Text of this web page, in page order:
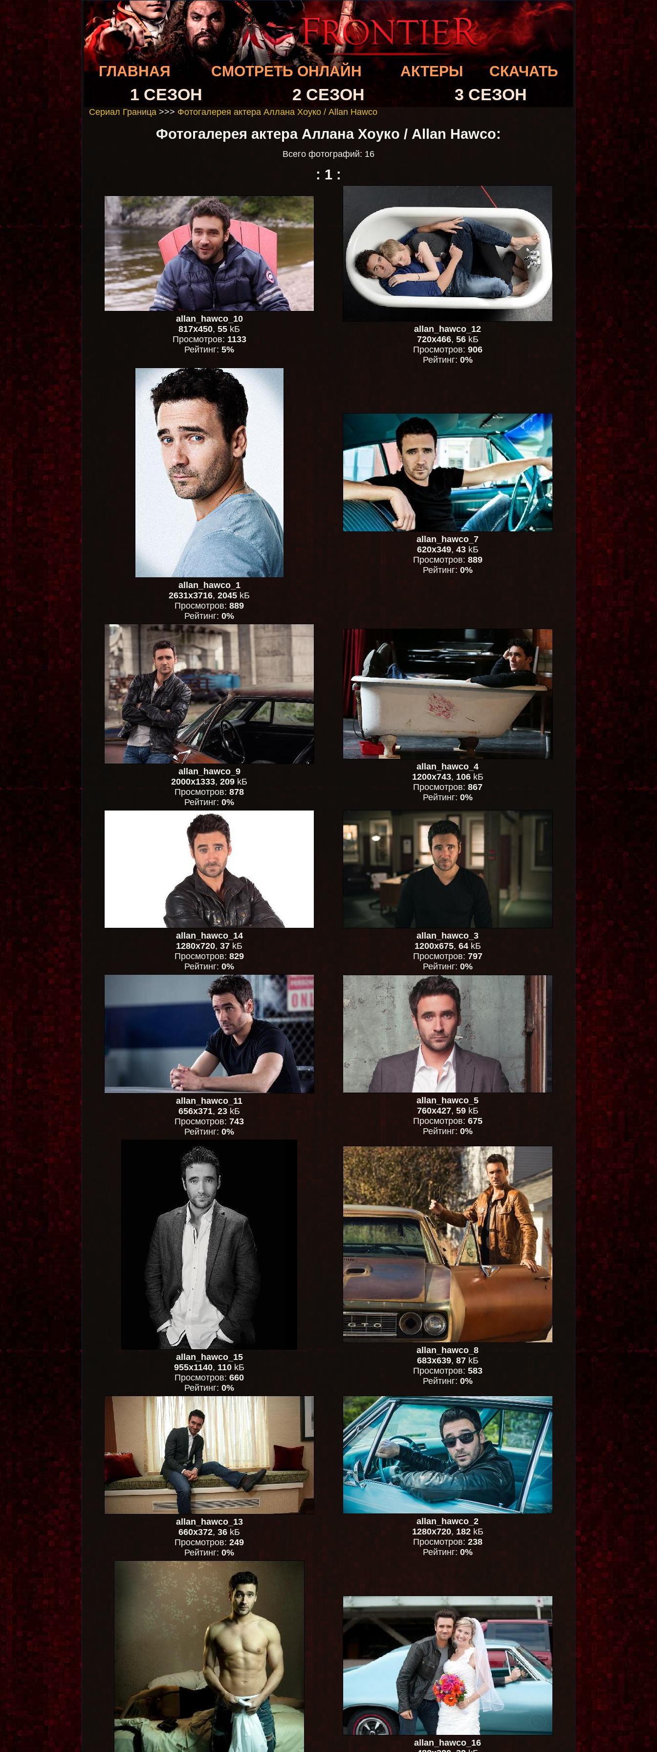
ГЛАВНАЯ СМОТРЕТЬ ОНЛАЙН АКТЕРЫ СКАЧАТЬ
1 СЕЗОН 2 СЕЗОН 3 СЕЗОН
Сериал Граница >>> Фотогалерея актера Аллана Хоуко / Allan Hawco
Фотогалерея актера Аллана Хоуко / Allan Hawco:
Всего фотографий: 16
: 1 :
allan_hawco_10
817x450, 55 kБ
Просмотров: 1133
Рейтинг: 5%
allan_hawco_12
720x466, 56kБ
Просмотров: 906
Рейтинг: 0%
allan_hawco_1
2631x3716, 2045 kБ
Просмотров: 889
Рейтинг: 0%
allan_hawco_7
620x349, 43kБ
Просмотров: 889
Рейтинг: 0%
allan_hawco_9
2000x1333, 209 kБ
Просмотров: 878
Рейтинг: 0%
allan_hawco_4
1200x743, 106kБ
Просмотров: 867
Рейтинг: 0%
allan_hawco_14
1280x720, 37 kБ
Просмотров: 829
Рейтинг: 0%
allan_hawco_3
1200x675, 64kБ
Просмотров: 797
Рейтинг: 0%
allan_hawco_11
656x371, 23 kБ
Просмотров: 743
Рейтинг: 0%
allan_hawco_5
760x427, 59kБ
Просмотров: 675
Рейтинг: 0%
allan_hawco_15
955x1140, 110 kБ
Просмотров: 660
Рейтинг: 0%
allan_hawco_8
683x639, 87kБ
Просмотров: 583
Рейтинг: 0%
allan_hawco_13
660x372, 36 kБ
Просмотров: 249
Рейтинг: 0%
allan_hawco_2
1280x720, 182kБ
Просмотров: 238
Рейтинг: 0%
allan_hawco_16